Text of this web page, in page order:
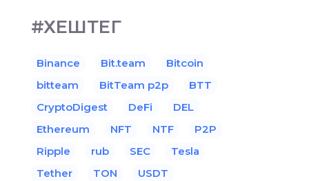
#ХЕШТЕГ
Binance Bit.team
Bitcoin
bitteam
BitTeam p2p
BTT
CryptoDigest
DeFi
DEL
Ethereum
NFT NTF
P2P
Ripple
rub SEC
Tesla
Tether
TON
USDT